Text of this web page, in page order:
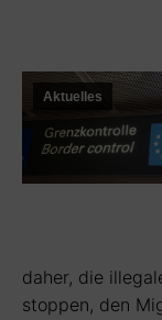
Aktuelles
daher, die
stoppen, den